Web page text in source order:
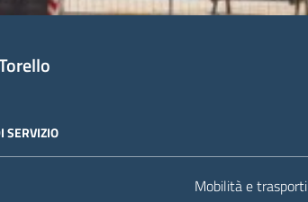
SERVIZIO
Mobilità e trasporti